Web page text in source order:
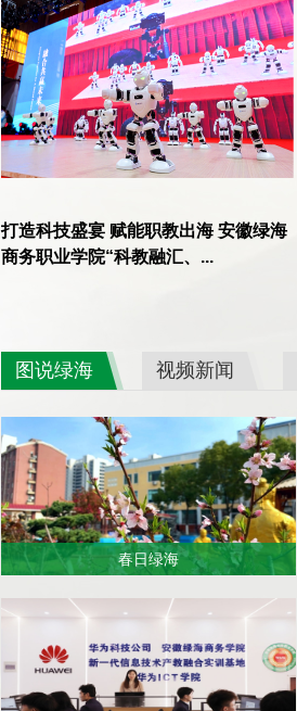
打造科技盛宴 赋能职教出海 安徽绿海
商务职业学院“科教融汇、...
图说绿海 视频新闻
春日绿海